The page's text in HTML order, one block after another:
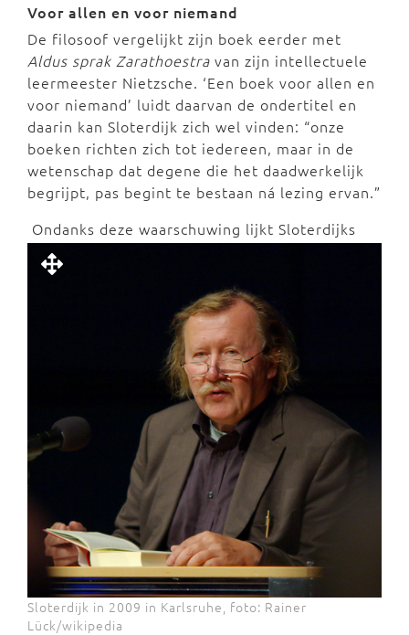
Voor allen en voor niemand
De filosoof vergelijkt zijn boek eerder met
Aldus sprak Zarathoestra van zijn intellectuele
leermeester Nietzsche. ‘Een boek voor allen en
voor niemand’ luidt daarvan de ondertitel en
daarin kan Sloterdijk zich wel vinden: “onze
boeken richten zich tot iedereen, maar in de
wetenschap dat degene die het daadwerkelijk
begrijpt, pas begint te bestaan ná lezing ervan.”
Sloterdijk in 2009 in Karlsruhe, foto: Rainer
Lück/wikipedia
Ondanks deze waarschuwing lijkt Sloterdijks